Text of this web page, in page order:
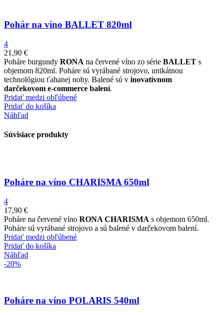
Pohár na víno BALLET 820ml
4
21,90 €
Poháre burgundy RONA na červené víno zo série BALLET s
objemom 820ml. Poháre sú vyrábané strojovo, unikátnou
technológiou ťahanej nohy. Balené sú v inovatívnom
darčekovom e-commerce balení.
Pridať medzi obľúbené
Pridať do košíka
Náhľad
Súvisiace produkty
Poháre na víno CHARISMA 650ml
4
17,90 €
Poháre na červené víno RONA CHARISMA s objemom 650ml.
Poháre sú vyrábané strojovo a sú balené v darčekovom balení.
Pridať medzi obľúbené
Pridať do košíka
Náhľad
-20%
Poháre na víno POLARIS 540ml